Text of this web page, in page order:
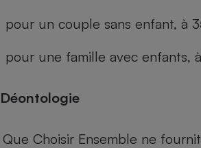
pour un couple sans enfant, à
pour une famille avec enfants,
Déontologie
Que Choisir Ensemble ne